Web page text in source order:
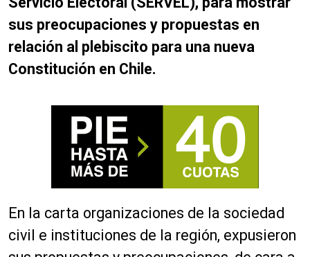
sus preocupaciones y propuestas en
relación al plebiscito para una nueva
Constitución en Chile.
En la carta organizaciones de la sociedad
civil e instituciones de la región, expusieron